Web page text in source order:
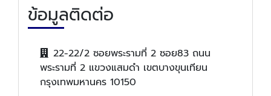
ข้อมูลติดต่อ
22-22/2 ซอยพระรามที่ 2 ซอย83 ถนน
พระรามที่ 2 แขวงแสมดำ เขตบางขุนเทียน
กรุงเทพมหานคร 10150